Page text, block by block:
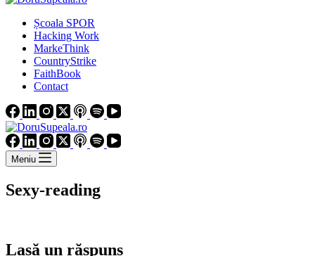
Școala SPOR
Hacking Work
MarkeThink
CountryStrike
FaithBook
Contact
Meniu
Sexy-reading
Lasă un răspuns